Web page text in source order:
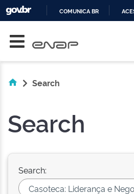
COMUNICA BR
Search
Search
Search: